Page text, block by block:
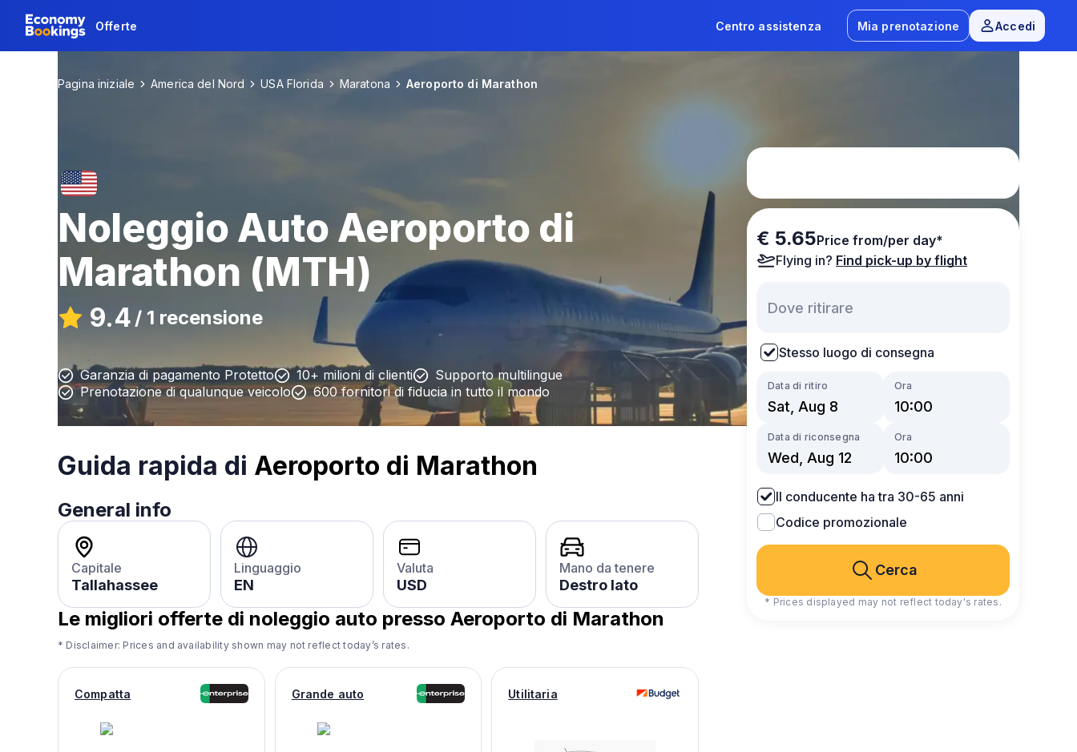
Offerte Centro assistenza Mia prenotazione Accedi
Pagina iniziale America del Nord USA Florida Maratona Aeroporto di Marathon
Noleggio Auto Aeroporto di
Marathon (MTH)
9.4 / 1 recensione
Garanzia di pagamento Protetto 10+ milioni di clienti
Supporto multilingue
Prenotazione di qualunque veicolo
600 fornitori di fiducia in tutto il mondo
€ 5.65Price from/per day*
Flying in? Find pick-up by flight
Stesso luogo di consegna
Data di ritiro Ora
Data di riconsegna Ora
Il conducente ha tra 30-65 anni
Codice promozionale
Cerca
* Prices displayed may not reflect today's rates.
Guida rapida di Aeroporto di Marathon
General info
Capitale
Tallahassee
Linguaggio
EN
Valuta
USD
Mano da tenere
Destro lato
Le migliori offerte di noleggio auto presso Aeroporto di Marathon
* Disclaimer: Prices and availability shown may not reflect today’s rates.
Compatta Grande auto Utilitaria